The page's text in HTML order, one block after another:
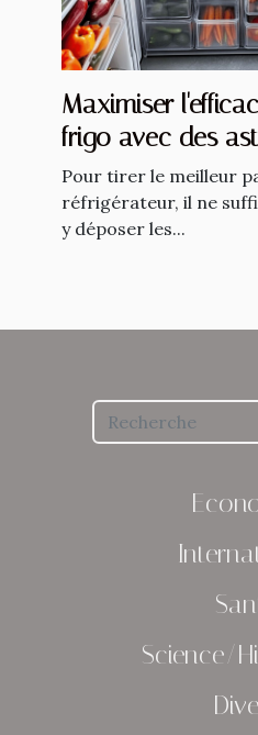
Maximiser
frigo avec des
rangement
Pour tirer le meilleur
réfrigérateur, il ne
y déposer les...
Science/